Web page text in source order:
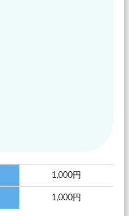
1,000円
1,000円